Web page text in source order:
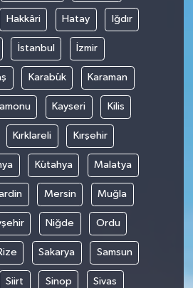
Hakkâri Hatay Iğdır
İstanbul İzmir
Karabük Karaman
Kayseri Kilis
Kırklareli Kırşehir
Kütahya Malatya
Mersin Muğla
Niğde Ordu
Sakarya Samsun
Siirt Sinop Sivas